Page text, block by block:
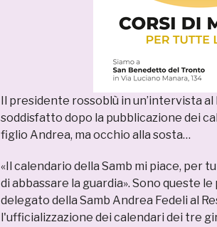
Il presidente rossoblù in un’intervista al
soddisfatto dopo la pubblicazione dei
figlio Andrea, ma occhio alla sosta…
«Il calendario della Samb mi piace, per
di abbassare la guardia». Sono queste
delegato della Samb Andrea Fedeli al
l'ufficializzazione dei calendari dei tre